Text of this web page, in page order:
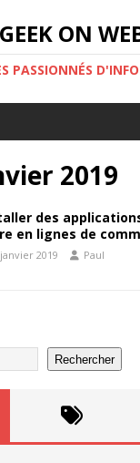
GEEK ON
PASSIONNÉS
2019
des
en lignes de
2019 Paul
Rechercher